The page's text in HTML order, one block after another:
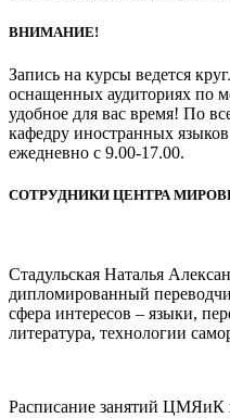
ВНИМАНИЕ!
Запись на курсы ведется
оснащенных аудиториях по
удобное для вас время! По
кафедру иностранных
ежедневно с 9.00-17.00.
СОТРУДНИКИ ЦЕНТРА
Стадульская Наталья
дипломированный
сфера интересов – языки,
литература, технологии
Расписание занятий ЦМЯиК